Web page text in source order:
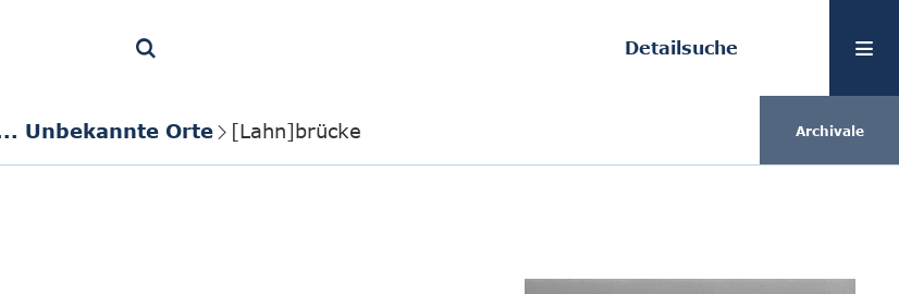
Detailsuche
Unbekannte Orte [Lahn]brücke Archivale